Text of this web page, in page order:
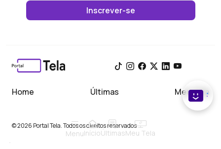
MenuInícioÚltimasMeu Tela
Inscrever-se
Home Últimas Meu Tela
© 2026 Portal Tela. Todos os direitos reservados